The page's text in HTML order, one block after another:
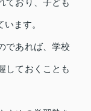
ており、子ども
ます。
であれば、学校
しておくことも